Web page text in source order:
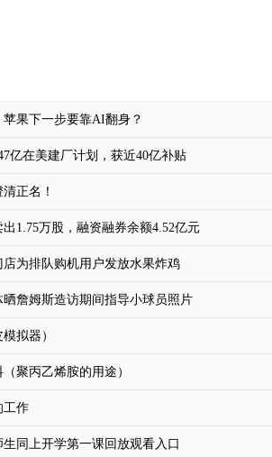
果下一步要靠AI翻身？
亿在美建厂计划，获近40亿补贴
正名！
1.75万股，融资融券余额4.52亿元
为排队购机用户发放水果炸鸡
詹姆斯造访期间指导小球员照片
拟器）
聚丙乙烯胺的用途）
工作
同上开学第一课回放观看入口